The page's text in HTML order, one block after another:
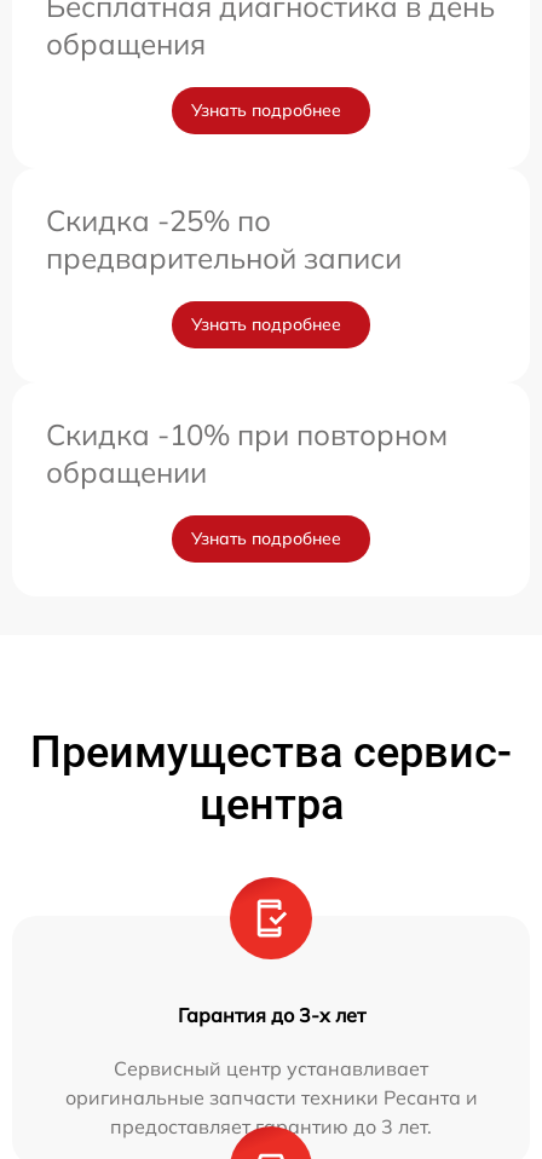
обращения
Узнать подробнее
Скидка -25% по
предварительной записи
Узнать подробнее
Скидка -10% при повторном
обращении
Узнать подробнее
Преимущества сервис-
центра
Гарантия до 3-х лет
Сервисный центр устанавливает
оригинальные запчасти техники Ресанта и
предоставляет гарантию до 3 лет.